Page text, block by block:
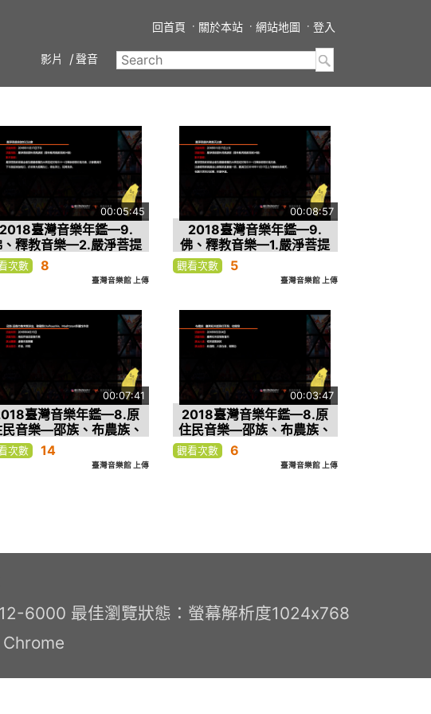
回首頁 關於本站 網站地圖 登入
影片 聲音
00:05:45
2018臺灣音樂年鑑—9.
、釋教音樂—2.嚴淨菩提
瑜伽焰口法會—焰口
次數 8
臺灣音樂館 上傳
00:08:57
2018臺灣音樂年鑑—9.
佛、釋教音樂—1.嚴淨菩提
供佛齋天法會—齋天
觀看次數 5
臺灣音樂館 上傳
00:07:41
臺灣音樂年鑑—8.原
音樂—邵族、布農族、
蘭族、賽德克族—2.邵
逐鹿市集常態演出、鞦韆
次數 14
臺灣音樂館 上傳
00:03:47
2018臺灣音樂年鑑—8.原
住民音樂—邵族、布農族、
噶瑪蘭族、賽德克族—1.布
農族 臺東初來部落打耳祭、
觀看次數 6
臺灣音樂館 上傳
6000 最佳瀏覽狀態：螢幕解析度1024x768